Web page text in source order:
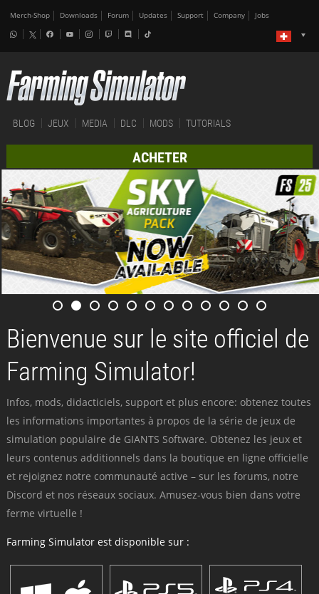
Merch-Shop Downloads Forum Updates Support Company Jobs
BLOG JEUX MEDIA DLC MODS TUTORIALS
ACHETER
Bienvenue sur le site officiel de
Farming Simulator!
Infos, mods, didacticiels, support et plus encore: obtenez toutes
les informations importantes à propos de la série de jeux de
simulation populaire de GIANTS Software. Obtenez les jeux et
leurs contenus additionnels dans la boutique en ligne officielle
et rejoignez notre communauté active – sur les forums, notre
Discord et nos réseaux sociaux. Amusez-vous bien dans votre
ferme virtuelle !
Farming Simulator est disponible sur :